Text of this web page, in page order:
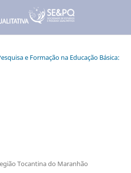
e Formação na Educação Básica:
Tocantina do Maranhão